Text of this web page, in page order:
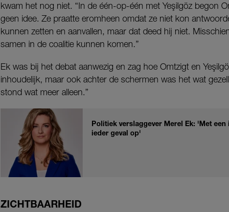
kwam het nog niet. “In de één-op-één met Yeşilgöz begon
geen idee. Ze praatte eromheen omdat ze niet kon
kunnen zetten en aanvallen, maar dat deed hij niet.
samen in de coalitie kunnen komen.”
Ek was bij het debat aanwezig en zag hoe Omtzigt en
inhoudelijk, maar ook achter de schermen was het wat
stond wat meer alleen.”
Politiek verslaggever Merel Ek: 'Met
ieder geval op'
ZICHTBAARHEID